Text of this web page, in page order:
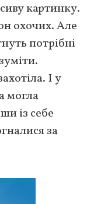
картинку.
охочих. Але
потрібні
І у
могла
із себе
за